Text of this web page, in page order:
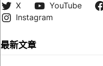
X YouTube
Instagram
最新文章